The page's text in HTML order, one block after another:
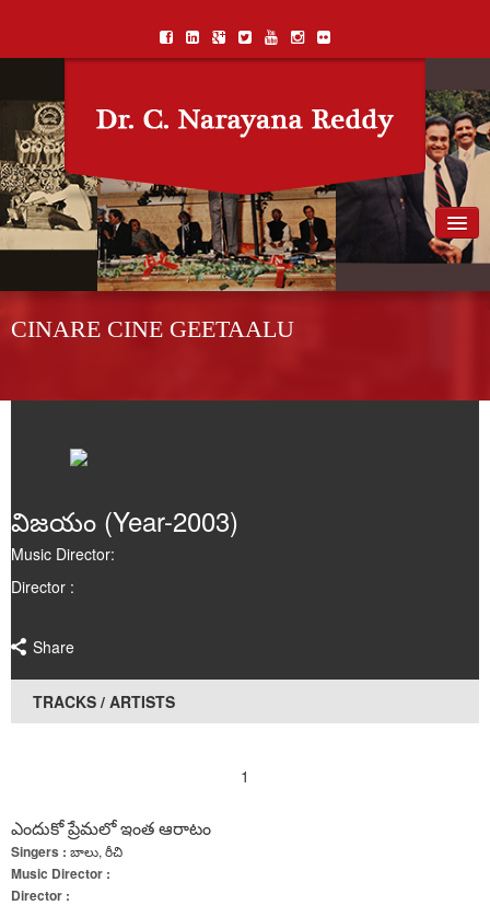
Home
Biography
Poems
CINARE CINE GEETAALU
విజయం (Year-2003)
Music Director:
Director :
Share
TRACKS / ARTISTS
1
ఎందుకో ప్రేమలో ఇంత ఆరాటం
Singers : బాలు, రీచి
Music Director :
Director :